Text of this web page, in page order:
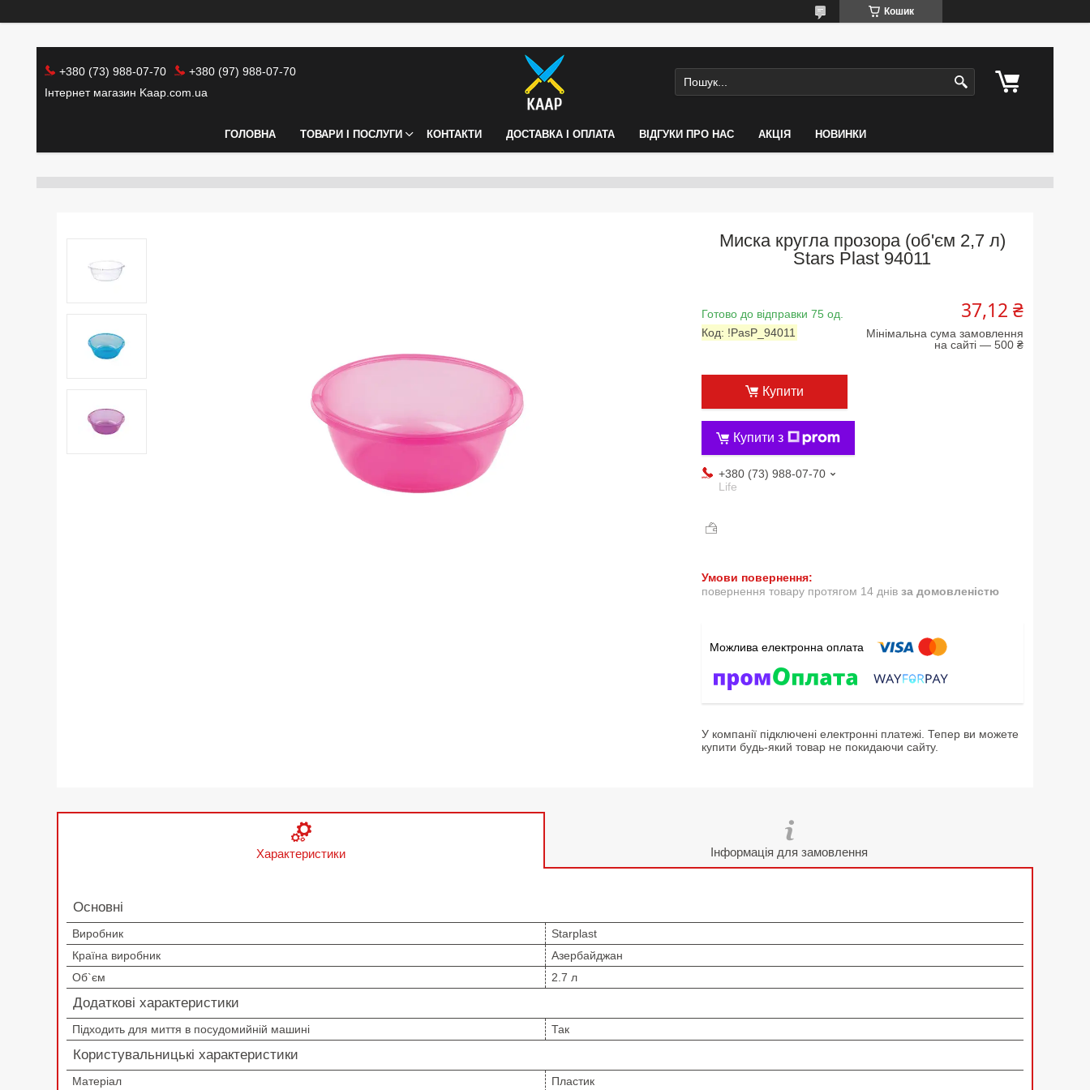
Кошик
+380 (73) 988-07-70
+380 (97) 988-07-70
Інтернет магазин Kaap.com.ua
ГОЛОВНА ТОВАРИ І ПОСЛУГИ КОНТАКТИ ДОСТАВКА І ОПЛАТА ВІДГУКИ ПРО НАС АКЦІЯ НОВИНКИ
Миска кругла прозора (об'єм 2,7 л)
Stars Plast 94011
Готово до відправки 75 од.
Код: !PasP_94011
37,12 ₴
Мінімальна сума замовлення
на сайті — 500 ₴
Купити
Купити з
+380 (73) 988-07-70
Life
повернення товару протягом 14 днів за домовленістю
У компанії підключені електронні платежі. Тепер ви можете
купити будь-який товар не покидаючи сайту.
Характеристики Інформація для замовлення
Основні
Виробник
Starplast
Країна виробник
Азербайджан
Об`єм
2.7 л
Додаткові характеристики
Підходить для миття в посудомийній машині Так
Користувальницькі характеристики
Матеріал Пластик